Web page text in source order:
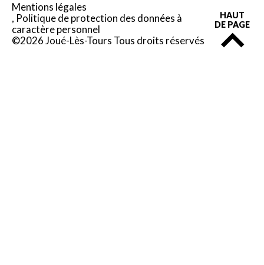
Mentions légales
Politique de protection des données à
caractère personnel
©2026 Joué-Lès-Tours Tous droits réservés
HAUT
DE PAGE